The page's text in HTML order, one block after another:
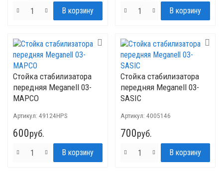
Стойка стабилизатора
передняя Meganell 03-
MAPCO
Артикул: 49124HPS
600руб.
Стойка стабилизатора
передняя Meganell 03-
SASIC
Артикул: 4005146
700руб.